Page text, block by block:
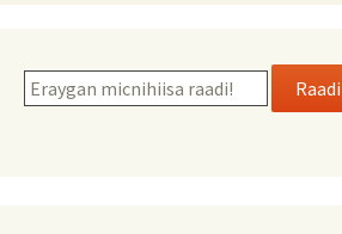
Raadi